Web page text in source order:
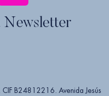
Newsletter
CIF B24812216. Avenida Jesús